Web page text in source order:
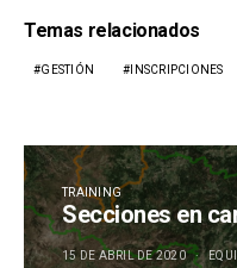
Temas relacionados
GESTIÓN INSCRIPCIONES
TRAINING
Secciones en
15 DE ABRIL DE 2020